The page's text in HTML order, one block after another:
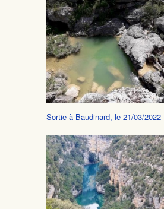
Sortie à Baudinard, le 21/03/2022